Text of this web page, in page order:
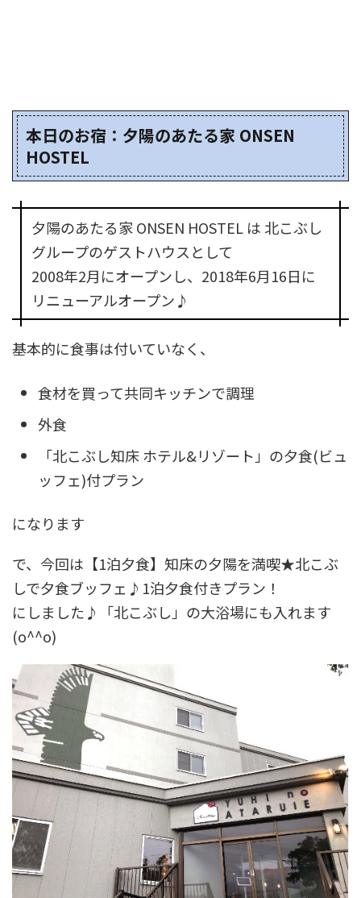
本日のお宿：夕陽のあたる家 ONSEN
HOSTEL
夕陽のあたる家 ONSEN HOSTEL は 北こぶし
グループのゲストハウスとして
2008年2月にオープンし、2018年6月16日に
リニューアルオープン♪
基本的に食事は付いていなく、
食材を買って共同キッチンで調理
外食
「北こぶし知床 ホテル&リゾート」の夕食(ビュ
ッフェ)付プラン
になります
で、今回は【1泊夕食】知床の夕陽を満喫★北こぶ
しで夕食ブッフェ♪1泊夕食付きプラン！
にしました♪「北こぶし」の大浴場にも入れます
(o^^o)